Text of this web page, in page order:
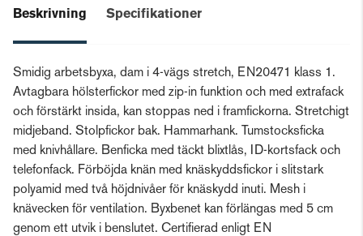
Beskrivning Specifikationer
Smidig arbetsbyxa, dam i 4-vägs stretch, EN20471 klass 1.
Avtagbara hölsterfickor med zip-in funktion och med extrafack
och förstärkt insida, kan stoppas ned i framfickorna. Stretchigt
midjeband. Stolpfickor bak. Hammarhank. Tumstocksficka
med knivhållare. Benficka med täckt blixtlås, ID-kortsfack och
telefonfack. Förböjda knän med knäskyddsfickor i slitstark
polyamid med två höjdnivåer för knäskydd inuti. Mesh i
knävecken för ventilation. Byxbenet kan förlängas med 5 cm
genom ett utvik i benslutet. Certifierad enligt EN